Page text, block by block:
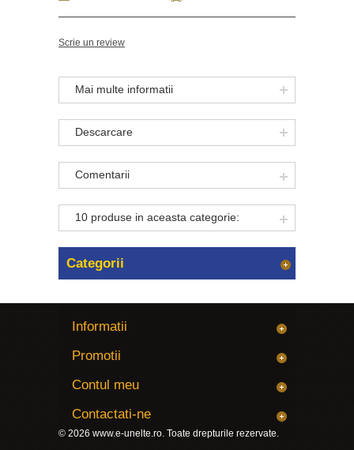
Scrie un review
Mai multe informatii
Descarcare
Comentarii
10 produse in aceasta categorie:
Categorii
Informatii
Promotii
Contul meu
Contactati-ne
© 2026 www.e-unelte.ro. Toate drepturile rezervate.